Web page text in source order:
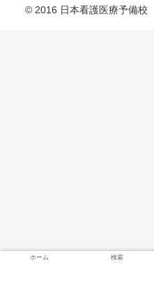
© 2016 日本看護医療予備
ホーム 検索